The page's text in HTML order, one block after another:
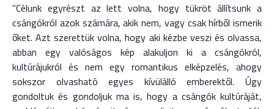
"Célunk egyrészt az lett volna, hogy tükröt állítsunk a
csángókról azok számára, akik nem, vagy csak hírből ismerik
őket. Azt szerettük volna, hogy aki kézbe veszi és olvassa,
abban egy valóságos kép alakuljon ki a csángókról,
kultúrájukról és nem egy romantikus elképzelés, ahogy
sokszor olvasható egyes kívülálló emberektől. Úgy
gondoltuk és gondoljuk ma is, hogy a csángók kultúráját,